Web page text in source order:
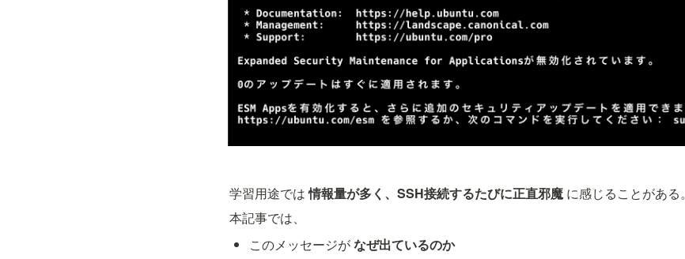
学習用途では 情報量が多く、SSH接続するたびに正直邪魔 に感じることがある。
本記事では、
このメッセージが なぜ出ているのか